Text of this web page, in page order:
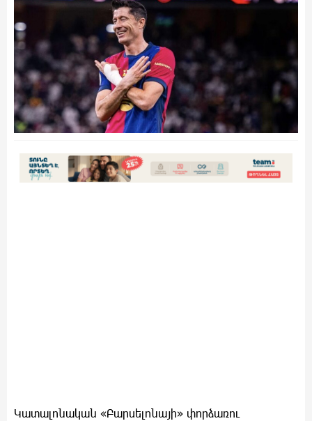
Կատալոնական «Բարսելոնայի» փորձառու